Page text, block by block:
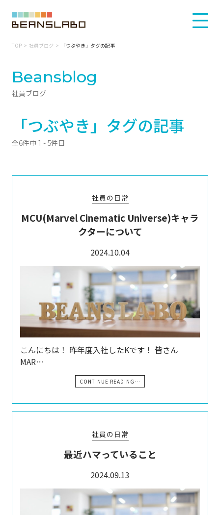
TOP 社員ブログ 「つぶやき」タグの記事
Beansblog
社員ブログ
「つぶやき」タグの記事
全6件中 1 - 5件目
社員の日常
MCU(Marvel Cinematic Universe)キャラ
クターについて
2024.10.04
こんにちは！ 昨年度入社したKです！ 皆さん
MAR…
CONTINUE READING…
社員の日常
最近ハマっていること
2024.09.13